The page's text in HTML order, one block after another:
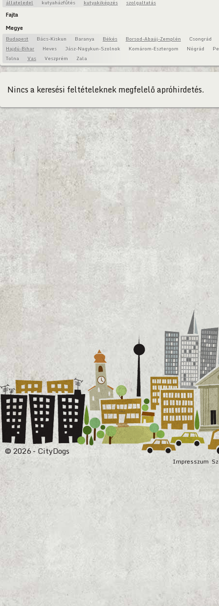
állateledel kutyaházfűtés kutyakiképzés szolgaltatás
Fajta
Megye
Budapest Bács-Kiskun Baranya Békés Borsod-Abaúj-Zemplén
Csongrád
Hajdú-Bihar
Heves Jász-Nagykun-Szolnok Komárom-Esztergom Nógrád
Tolna
Vas Veszprém Zala
Nincs a keresési feltételeknek megfelelő apróhirdetés.
Impresszum
© 2026 - CityDogs